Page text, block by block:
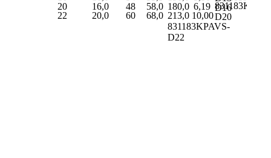
D16
20 16,0 48 58,0 180,0 6,19
D20
22 20,0 60 68,0 213,0 10,00
831183KPAVS-
D22